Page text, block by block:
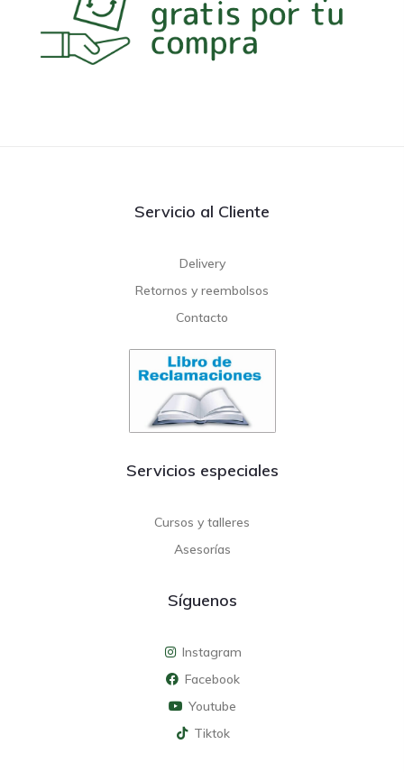
Servicio al Cliente
Delivery
Retornos y reembolsos
Contacto
Servicios especiales
Cursos y talleres
Asesorías
Síguenos
Instagram
Facebook
Youtube
Tiktok